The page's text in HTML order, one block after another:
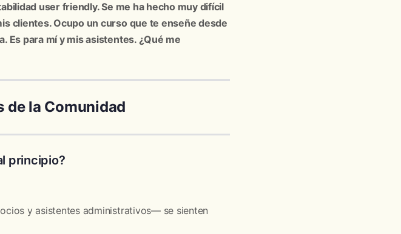
user friendly. Se me ha hecho muy difícil
clientes. Ocupo un curso que te enseñe desde
Es para mí y mis asistentes. ¿Qué me
de la Comunidad
principio?
y asistentes administrativos— se sienten